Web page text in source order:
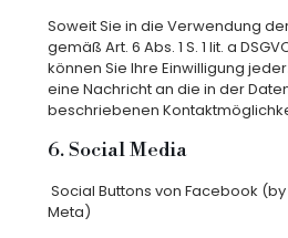
Soweit Sie in die Verwendung
gemäß Art. 6 Abs. 1 S. 1 lit. a
können Sie Ihre Einwilligung
eine Nachricht an die in der
beschriebenen
6. Social Media
Social Buttons von Facebook
Meta)